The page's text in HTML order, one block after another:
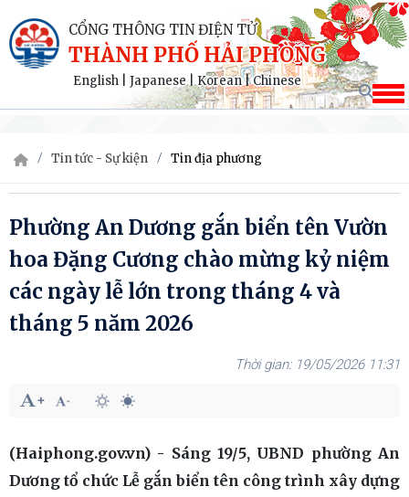
CỔNG THÔNG TIN ĐIỆN TỬ
THÀNH PHỐ HẢI PHÒNG
English Japanese|Korean|Chinese
Tin tức - Sự kiện Tin địa phương
Phường An Dương gắn biển tên Vườn
hoa Đặng Cương chào mừng kỷ niệm
các ngày lễ lớn trong tháng 4 và
tháng 5 năm 2026
19/05/2026 11:31
(Haiphong.gov.vn) - Sáng 19/5, UBND phường An
Dương tổ chức Lễ gắn biển tên công trình xây dựng